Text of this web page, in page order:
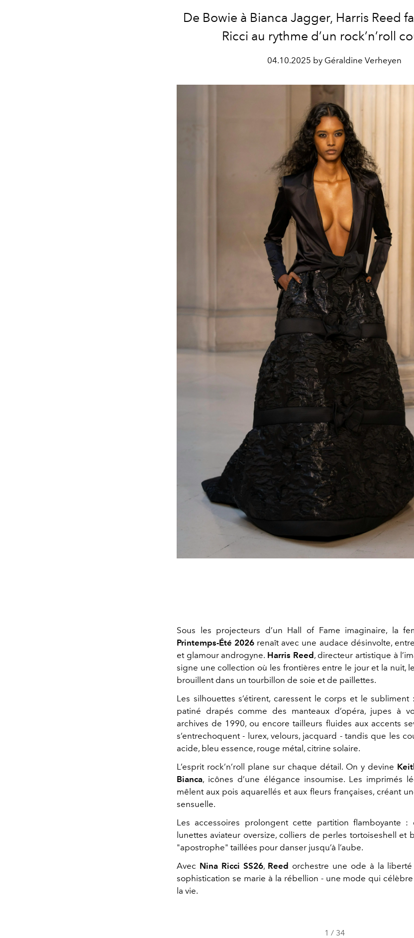
De Bowie à Bianca Jagger, Harris Reed
Ricci au rythme d’un rock’n’roll
04.10.2025 by Géraldine Verheyen
Sous les projecteurs d’un Hall of Fame imaginaire, la
Printemps-Été 2026 renaît avec une audace désinvolte,
et glamour androgyne. Harris Reed , directeur artistique à
signe une collection où les frontières entre le jour et la nuit,
brouillent dans un tourbillon de soie et de paillettes.
Les silhouettes s’étirent, caressent le corps et le
patiné drapés comme des manteaux d’opéra, jupes à
archives de 1990, ou encore tailleurs fluides aux accents
s’entrechoquent - lurex, velours, jacquard - tandis que les
acide, bleu essence, rouge métal, citrine solaire.
L’esprit rock’n’roll plane sur chaque détail. On y devine
Bianca, icônes d’une élégance insoumise. Les imprimés
mêlent aux pois aquarellés et aux fleurs françaises, créant
sensuelle.
Les accessoires prolongent cette partition flamboyante :
lunettes aviateur oversize, colliers de perles tortoiseshell et
"apostrophe" taillées pour danser jusqu’à l’aube.
Avec Nina Ricci SS26, Reed orchestre une ode à la liberté
sophistication se marie à la rébellion - une mode qui
la vie.
1 / 34